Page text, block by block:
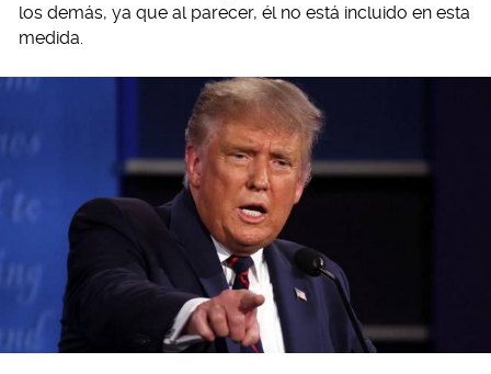
los demás, ya que al parecer, él no está incluido en esta
medida.